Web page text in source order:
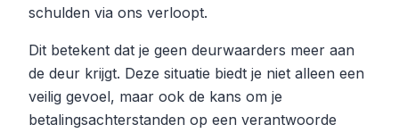
schulden via ons verloopt.
Dit betekent dat je geen deurwaarders meer aan
de deur krijgt. Deze situatie biedt je niet alleen een
veilig gevoel, maar ook de kans om je
betalingsachterstanden op een verantwoorde